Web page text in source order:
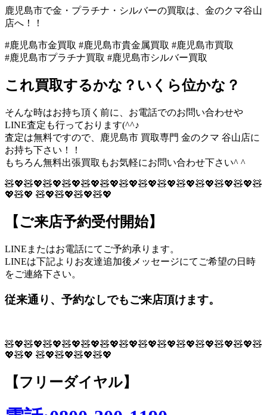
鹿児島市で金・プラチナ・シルバーの買取は、金のクマ谷山
店へ！！
#鹿児島市金買取 #鹿児島市貴金属買取 #鹿児島市買取
#鹿児島市プラチナ買取 #鹿児島市シルバー買取
これ買取するかな？いくら位かな？
そんな時はお持ち頂く前に、お電話でのお問い合わせや
LINE査定も行っております(^^♪
査定は無料ですので、鹿児島市 買取専門 金のクマ 谷山店に
お持ち下さい！！
もちろん無料出張買取もお気軽にお問い合わせ下さい^ ^
🧸💖🧸💖🧸💖🧸💖🧸💖🧸💖🧸💖🧸💖🧸💖🧸💖🧸💖🧸💖🧸💖🧸
💖🧸💖 🧸💖🧸💖🧸💖🧸💖
【ご来店予約受付開始】
LINEまたはお電話にてご予約承ります。
LINEは下記よりお友達追加後メッセージにてご希望の日時
をご連絡下さい。
従来通り、予約なしでもご来店頂けます。
🧸💖🧸💖🧸💖🧸💖🧸💖🧸💖🧸💖🧸💖🧸💖🧸💖🧸💖🧸💖🧸💖🧸
💖🧸💖 🧸💖🧸💖🧸💖🧸💖
【フリーダイヤル】